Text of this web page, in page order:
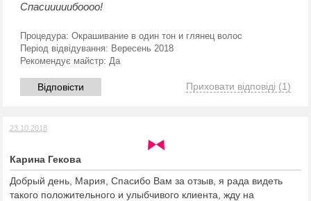
Спасииииибоооо!
Процедура: Окрашивание в один тон и глянец волос
Період відвідування: Вересень 2018
Рекомендує майстр: Да
Відповісти Приховати відповіді (1)
23.10.2018
Карина Гекова
Добрый день, Мария, Спасибо Вам за отзыв, я рада видеть
такого положительного и улыбчивого клиента, жду на